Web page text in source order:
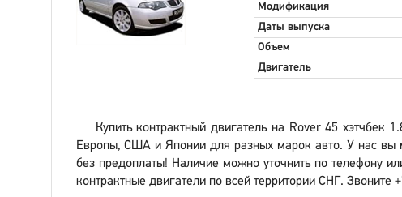
Модификация
Даты выпуска
Объем
Двигатель
Купить контрактный двигатель на Rover 45
Европы, США и Японии для разных марок авто. У нас вы
без предоплаты! Наличие можно уточнить по телефону
контрактные двигатели по всей территории СНГ. Звоните